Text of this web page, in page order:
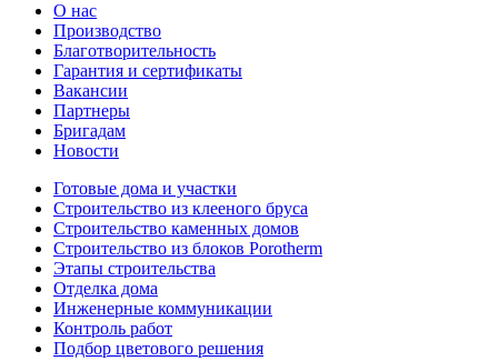
О нас
Производство
Благотворительность
Гарантия и сертификаты
Вакансии
Партнеры
Бригадам
Новости
Готовые дома и участки
Строительство из клееного бруса
Строительство каменных домов
Строительство из блоков Porotherm
Этапы строительства
Отделка дома
Инженерные коммуникации
Контроль работ
Подбор цветового решения